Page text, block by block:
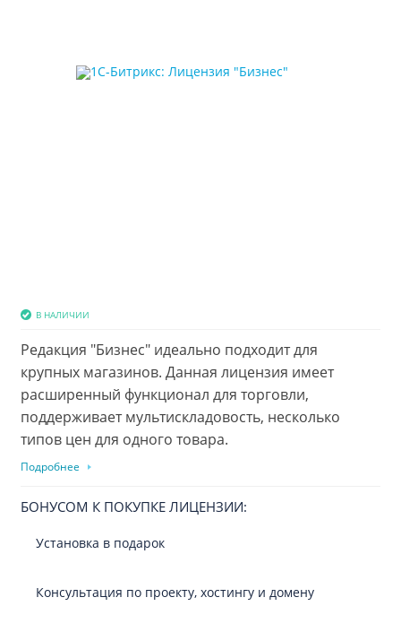
В НАЛИЧИИ
Редакция "Бизнес" идеально подходит для
крупных магазинов. Данная лицензия имеет
расширенный функционал для торговли,
поддерживает мультискладовость, несколько
типов цен для одного товара.
Подробнее
БОНУСОМ К ПОКУПКЕ ЛИЦЕНЗИИ:
Установка в подарок
Консультация по проекту, хостингу и домену